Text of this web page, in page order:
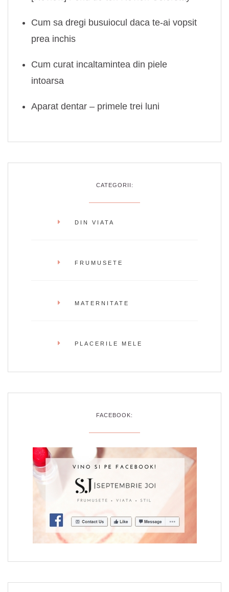
Cum sa dregi busuiocul daca te-ai vopsit
prea inchis
Cum curat incaltamintea din piele
intoarsa
Aparat dentar – primele trei luni
CATEGORII:
DIN VIATA
FRUMUSETE
MATERNITATE
PLACERILE MELE
FACEBOOK: